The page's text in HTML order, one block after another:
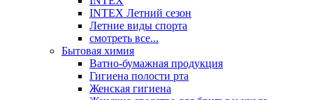
INTEX Летний сезон
Летние виды спорта
смотреть все...
Бытовая химия
Ватно-бумажная продукция
Гигиена полости рта
Женская гигиена